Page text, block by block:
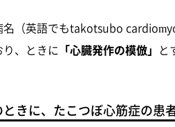
名（英語でもtakotsubo
、ときに 「心臓発作の模倣」 と
きに、たこつぼ心筋症の患